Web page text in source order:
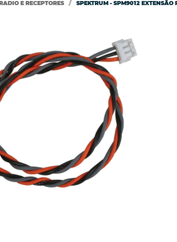
RADIO E RECEPTORES SPEKTRUM - SPM9012 EXTENSÃO